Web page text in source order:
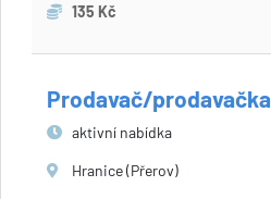
135 Kč
Prodavač/prodavačka
aktivní nabídka
Hranice (Přerov)